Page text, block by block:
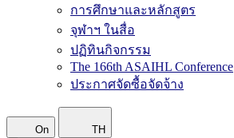
การศึกษาและหลักสูตร
จุฬาฯ ในสื่อ
ปฏิทินกิจกรรม
The 166th ASAIHL Conference
ประกาศจัดซื้อจัดจ้าง
On TH